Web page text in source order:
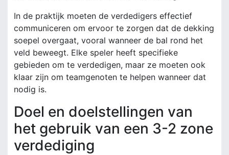
In de praktijk moeten de verdedigers effectief
communiceren om ervoor te zorgen dat de dekking
soepel overgaat, vooral wanneer de bal rond het
veld beweegt. Elke speler heeft specifieke
gebieden om te verdedigen, maar ze moeten ook
klaar zijn om teamgenoten te helpen wanneer dat
nodig is.
Doel en doelstellingen van
het gebruik van een 3-2 zone
verdediging